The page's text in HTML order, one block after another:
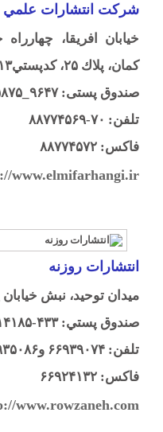
شركت انتشارات علمي
خيابان افريقا،
كمان، پلاك ۲۵، كدپستي۳۶۳۱۳ ۱۵۱۷۸
صندوق پستی: ۹۶۴۷_۱۵۸۷۵
تلفن: ۷۰-۸۸۷۷۴۵۶۹
فاكس: ۸۸۷۷۴۵۷۲
www.elmifarhangi.ir
انتشارات روزنه
ميدان توحيد، نبش
صندوق پستي: ۴۳۳-۱۴۱۸۵
تلفن: ۶۶۹۳۹۰۷۴ و۶۶۹۳۵۰۸۶
فاكس: ۶۶۹۲۴۱۳۲
www.rowzaneh.com